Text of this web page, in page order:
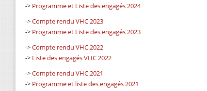
-> Programme et Liste des engagés 2024
->Compte rendu VHC 2023
-> Programme et Liste des engagés 2023
->Compte rendu VHC 2022
-> Liste des engagés VHC 2022
->Compte rendu VHC 2021
-> Programme et liste des engagés 2021